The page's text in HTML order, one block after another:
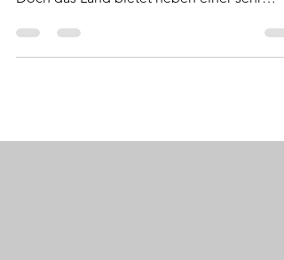
Doch das Land bietet neben einer sehr
grünen...